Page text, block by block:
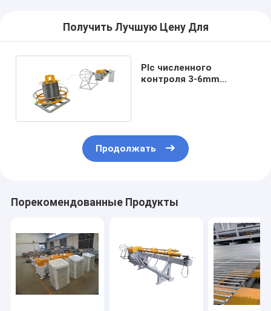
Получить Лучшую Цену Для
Plc численного
контроля 3-6mm
Продолжать
Порекомендованные Продукты